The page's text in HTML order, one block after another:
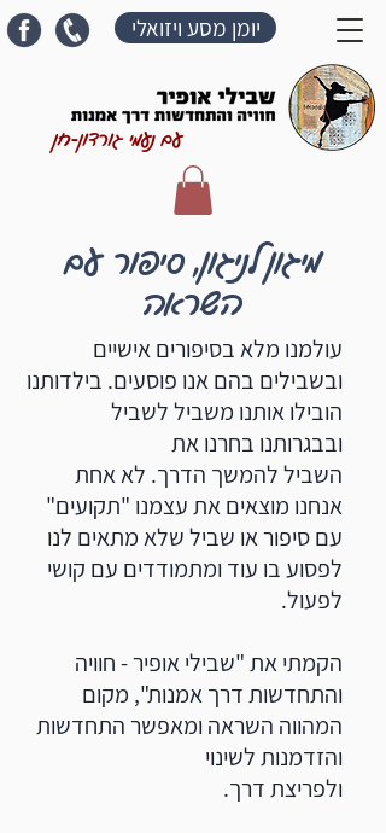
יומן מסע ויזואלי
עם נעמי גורדון-חן
מיגון לניגון, סיפור עם
השראה
עולמנו מלא בסיפורים אישיים
ובשבילים בהם אנו פוסעים. בילדותנו
הובילו אותנו משביל לשביל
ובבגרותנו בחרנו את
השביל להמשך הדרך. לא אחת
אנחנו מוצאים את עצמנו "תקועים"
עם סיפור או שביל שלא מתאים לנו
לפסוע בו עוד ומתמודדים עם קושי
לפעול.
הקמתי את "שבילי אופיר - חוויה
והתחדשות דרך אמנות", מקום
המהווה השראה ומאפשר התחדשות
והזדמנות לשינוי
ולפריצת דרך.